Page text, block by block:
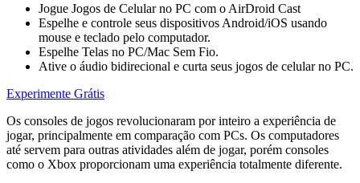
Jogue Jogos de Celular no PC com o AirDroid Cast
Espelhe e controle seus dispositivos Android/iOS usando
mouse e teclado pelo computador.
Espelhe Telas no PC/Mac Sem Fio.
Ative o áudio bidirecional e curta seus jogos de celular no PC.
Experimente Grátis
Os consoles de jogos revolucionaram por inteiro a experiência de
jogar, principalmente em comparação com PCs. Os computadores
até servem para outras atividades além de jogar, porém consoles
como o Xbox proporcionam uma experiência totalmente diferente.